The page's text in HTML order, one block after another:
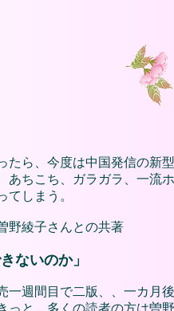
たら、今度は中国発信の新
ちこち、ガラガラ、一流
てしまう。
野綾子さんとの共著
ないのか」
一週間目で二版、、一カ月
と、多くの読者の方は曽